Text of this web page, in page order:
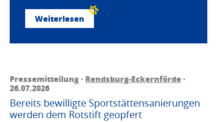
Weiterlesen
Pressemitteilung · Rendsburg-Eckernförde·
26.07.2026
Bereits bewilligte Sportstättensanierungen
werden dem Rotstift geopfert